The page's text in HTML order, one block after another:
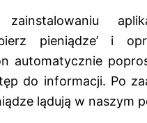
pieniądze’ i
automatycznie
do informacji. Po
lądują w naszym